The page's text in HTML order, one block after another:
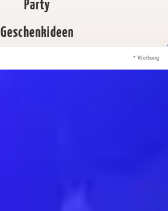
Party
Geschenkideen
* Werbung